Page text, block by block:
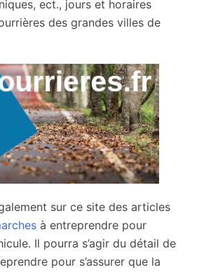
ect., jours et horaires
des grandes villes de
sur ce site des articles
à entreprendre pour
Il pourra s’agir du détail de
pour s’assurer que la